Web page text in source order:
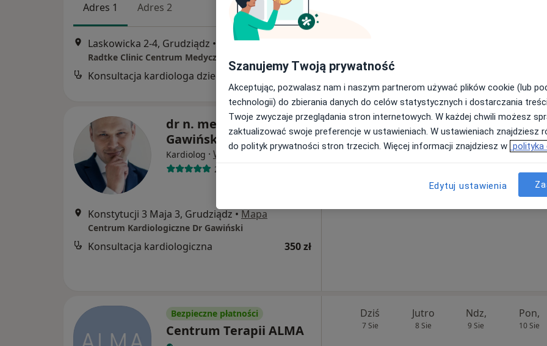
Adres 1 Adres 2
Laskowicka 2-4, Grudziądz • Mapa
Radtke Clinic Centrum Medyczne
Konsultacja kardiologa dziecięcego 450 zł
dr n. med. Łukasz
Gawiński
Kardiolog · Więcej
246 opinii
Konstytucji 3 Maja 3, Grudziądz • Mapa
Centrum Kardiologiczne Dr Gawiński
Konsultacja kardiologiczna 350 zł
Dziś
7 Sie
Jutro
8 Sie
Ndz,
9 Sie
Pon,
10 Sie
Bezpieczne płatności
Centrum Terapii ALMA
Dziś
7 Sie
Jutro
8 Sie
Ndz,
9 Sie
Pon,
10 Sie
Szanujemy Twoją prywatność
Akceptując, pozwalasz nam i naszym partnerom używać plików cookie (lub
technologii) do zbierania danych do celów statystycznych i dostarczania
Twoje zwyczaje przeglądania stron internetowych. W każdej chwili możesz
zaktualizować swoje preferencje w ustawieniach. W ustawieniach znajdziesz
do polityk prywatności stron trzecich. Więcej informacji znajdziesz w polityka
Edytuj ustawienia